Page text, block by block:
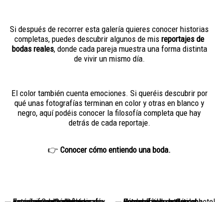
Si después de recorrer esta galería quieres conocer historias
completas, puedes descubrir algunos de mis reportajes de
bodas reales, donde cada pareja muestra una forma distinta
de vivir un mismo día.
El color también cuenta emociones. Si queréis descubrir por
qué unas fotografías terminan en color y otras en blanco y
negro, aquí podéis conocer la filosofía completa que hay
detrás de cada reportaje.
👉 Conocer cómo entiendo una boda.